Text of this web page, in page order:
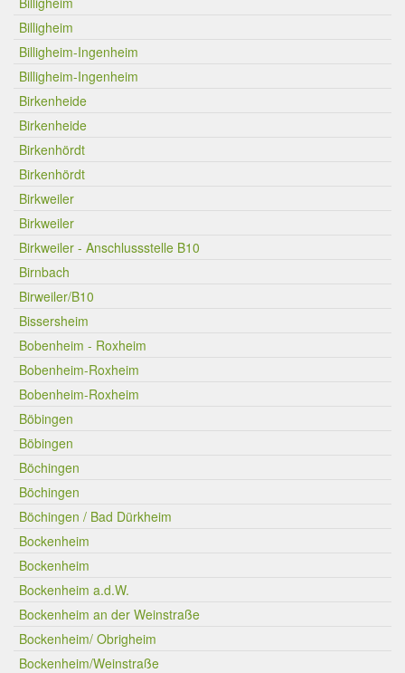
Billigheim
Billigheim-Ingenheim
Billigheim-Ingenheim
Birkenheide
Birkenheide
Birkenhördt
Birkenhördt
Birkweiler
Birkweiler
Birkweiler - Anschlussstelle B10
Birnbach
Birweiler/B10
Bissersheim
Bobenheim - Roxheim
Bobenheim-Roxheim
Bobenheim-Roxheim
Böbingen
Böbingen
Böchingen
Böchingen
Böchingen / Bad Dürkheim
Bockenheim
Bockenheim
Bockenheim a.d.W.
Bockenheim an der Weinstraße
Bockenheim/ Obrigheim
Bockenheim/Weinstraße